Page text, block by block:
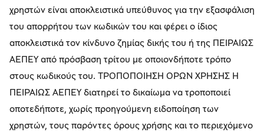
χρηστών είναι αποκλειστικά υπεύθυνος για την εξασφάλιση
του απορρήτου των κωδικών του και φέρει ο ίδιος
αποκλειστικά τον κίνδυνο ζημίας δικής του ή της ΠΕΙΡΑΙΩΣ
ΑΕΠΕΥ από πρόσβαση τρίτου με οποιονδήποτε τρόπο
στους κωδικούς του. ΤΡΟΠΟΠΟΙΗΣΗ ΟΡΩΝ ΧΡΗΣΗΣ Η
ΠΕΙΡΑΙΩΣ ΑΕΠΕΥ διατηρεί το δικαίωμα να τροποποιεί
οποτεδήποτε, χωρίς προηγούμενη ειδοποίηση των
χρηστών, τους παρόντες όρους χρήσης και το περιεχόμενο